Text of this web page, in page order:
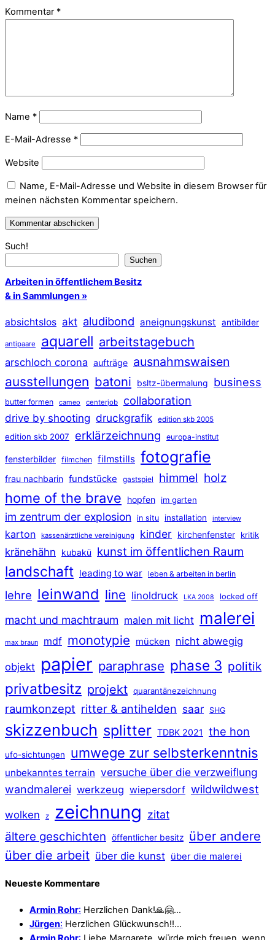
Kommentar *
Name *
E-Mail-Adresse *
Website
Name, E-Mail-Adresse und Website in diesem Browser für
meinen nächsten Kommentar speichern.
Such!
Suchen
Arbeiten in öffentlichem Besitz
& in Sammlungen »
absichtslos akt aludibond aneignungskunst antibilder
antipaare aquarell arbeitstagebuch
arschloch corona aufträge ausnahmswaisen
ausstellungen batoni bsltz-übermalung business
butter formen cameo centerjob collaboration
drive by shooting druckgrafik edition skb 2005
edition skb 2007 erklärzeichnung europa-institut
fensterbilder filmchen filmstills fotografie
frau nachbarin fundstücke gastspiel himmel holz
home of the brave hopfen im garten
im zentrum der explosion in situ installation interview
karton kassenärztliche vereinigung kinder kirchenfenster kritik
kränehähn kubakü kunst im öffentlichen Raum
landschaft leading to war leben & arbeiten in berlin
lehre leinwand line linoldruck LKA 2008 locked off
macht und machtraum malen mit licht malerei
max braun mdf monotypie mücken nicht abwegig
objekt papier paraphrase phase 3 politik
privatbesitz projekt quarantänezeichnung
raumkonzept ritter & antihelden saar SHG
skizzenbuch splitter TDBK 2021 the hon
ufo-sichtungen umwege zur selbsterkenntnis
unbekanntes terrain versuche über die verzweiflung
wandmalerei werkzeug wiepersdorf wildwildwest
wolken z zeichnung zitat
ältere geschichten öffentlicher besitz über andere
über die arbeit über die kunst über die malerei
Neueste Kommentare
Armin Rohr: Herzlichen Dank!🙏🤗…
Jürgen: Herzlichen Glückwunsch!!…